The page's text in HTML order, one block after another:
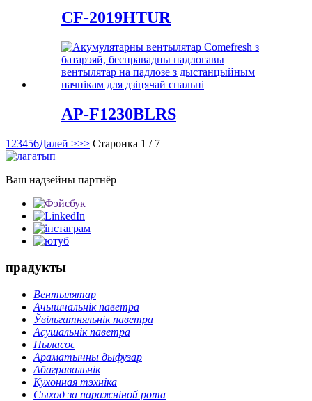
CF-2019HTUR
AP-F1230BLRS
1 23456Далей >>> Старонка 1 / 7
Ваш надзейны партнёр
прадукты
Вентылятар
Ачышчальнік паветра
Ўвільгатняльнік паветра
Асушальнік паветра
Пыласос
Араматычны дыфузар
Абагравальнік
Кухонная тэхніка
Сыход за паражніной рота